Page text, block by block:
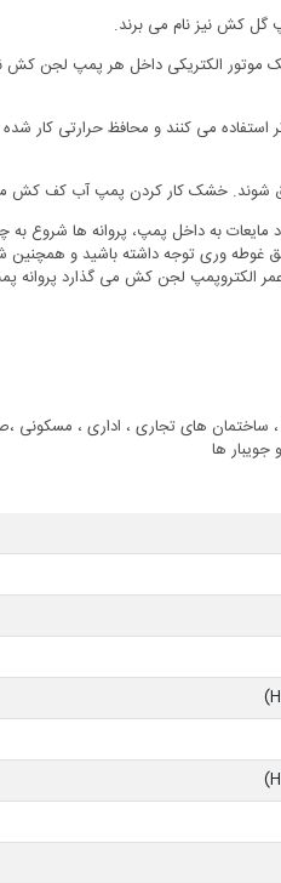
کش نیز نام می برند.
الکتریکی داخل هر پمپ لجن کش
می کنند و محافظ حرارتی کار
شوند. خشک کار کردن پمپ آب کف
به داخل پمپ، پروانه ها شروع
غوطه وری توجه داشته باشید و
لجن کش می گذارد پروانه
ساختمان های تجاری ، اداری ،
ها